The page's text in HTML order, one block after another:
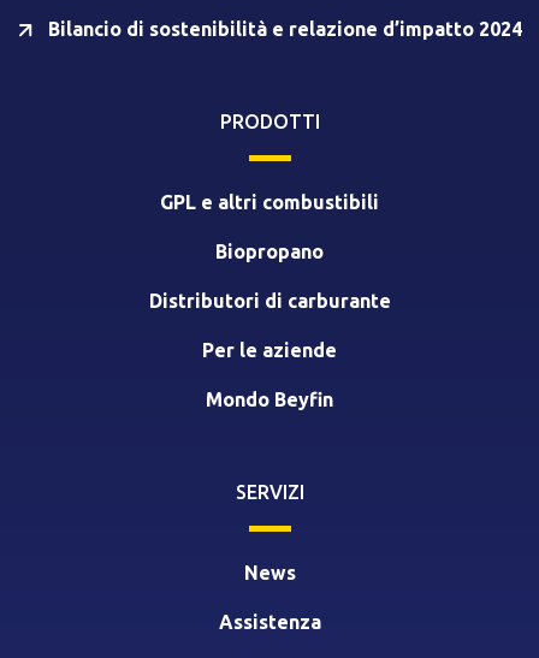
Bilancio di sostenibilità e relazione d’impatto 2024
PRODOTTI
GPL e altri combustibili
Biopropano
Distributori di carburante
Per le aziende
Mondo Beyfin
SERVIZI
News
Assistenza